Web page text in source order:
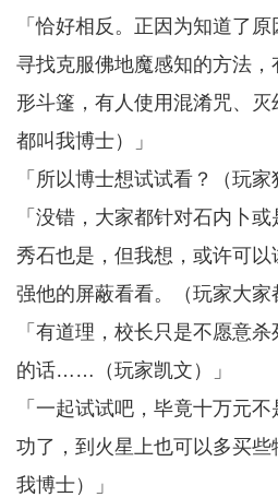
「恰好相反。正因为知道了
寻找克服佛地魔感知的方法
形斗篷，有人使用混淆咒、
都叫我博士）」
「所以博士想试试看？（玩家
「没错，大家都针对石内卜
秀石也是，但我想，或许可
强他的屏蔽看看。（玩家大家
「有道理，校长只是不愿意
的话……（玩家凯文）」
「一起试试吧，毕竟十万元
功了，到火星上也可以多买些
我博士）」